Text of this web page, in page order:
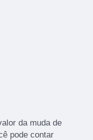
da muda de
pode contar